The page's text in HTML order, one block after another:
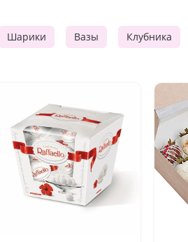
Шарики Вазы Клубника